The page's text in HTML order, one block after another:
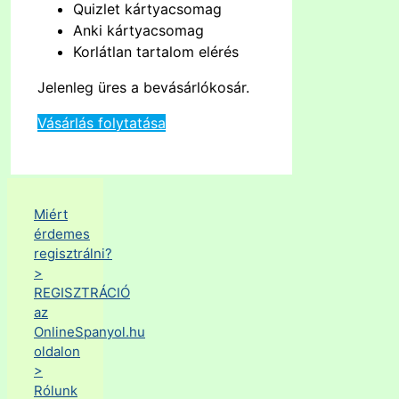
Quizlet kártyacsomag
Anki kártyacsomag
Korlátlan tartalom elérés
Jelenleg üres a bevásárlókosár.
Vásárlás folytatása
Miért
érdemes
regisztrálni?
>
REGISZTRÁCIÓ
az
OnlineSpanyol.hu
oldalon
>
Rólunk